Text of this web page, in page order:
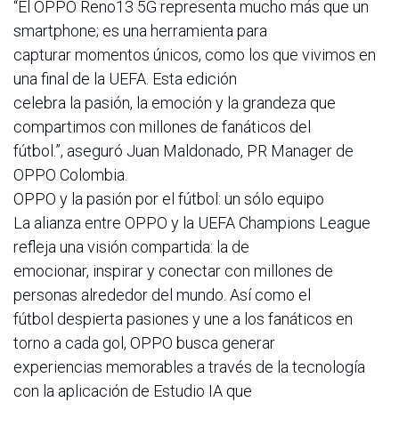
“El OPPO Reno13 5G representa mucho más que un
smartphone; es una herramienta para
capturar momentos únicos, como los que vivimos en
una final de la UEFA. Esta edición
celebra la pasión, la emoción y la grandeza que
compartimos con millones de fanáticos del
fútbol.”, aseguró Juan Maldonado, PR Manager de
OPPO Colombia.
OPPO y la pasión por el fútbol: un sólo equipo
La alianza entre OPPO y la UEFA Champions League
refleja una visión compartida: la de
emocionar, inspirar y conectar con millones de
personas alrededor del mundo. Así como el
fútbol despierta pasiones y une a los fanáticos en
torno a cada gol, OPPO busca generar
experiencias memorables a través de la tecnología
con la aplicación de Estudio IA que